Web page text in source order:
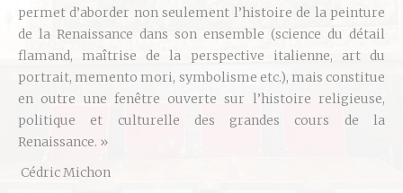
permet d’aborder non seulement l’histoire de la peinture
de la Renaissance dans son ensemble (science du détail
flamand, maîtrise de la perspective italienne, art du
portrait, memento mori, symbolisme etc.), mais constitue
en outre une fenêtre ouverte sur l’histoire religieuse,
politique et culturelle des grandes cours de la
Renaissance. »
Cédric Michon